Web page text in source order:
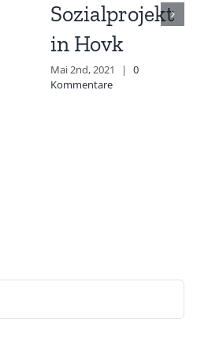
Sozialprojekt
in Hovk
Mai 2nd, 2021 |
0
Kommentare